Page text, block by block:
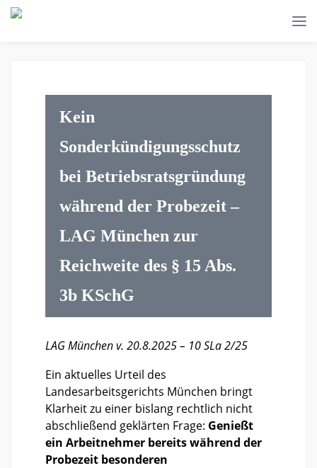
Kein
Sonderkündigungsschutz
bei Betriebsratsgründung
während der Probezeit –
LAG München zur
Reichweite des § 15 Abs.
3b KSchG
LAG München v. 20.8.2025 – 10 SLa 2/25
Ein aktuelles Urteil des
Landesarbeitsgerichts München bringt
Klarheit zu einer bislang rechtlich nicht
abschließend geklärten Frage: Genießt
ein Arbeitnehmer bereits während der
Probezeit besonderen